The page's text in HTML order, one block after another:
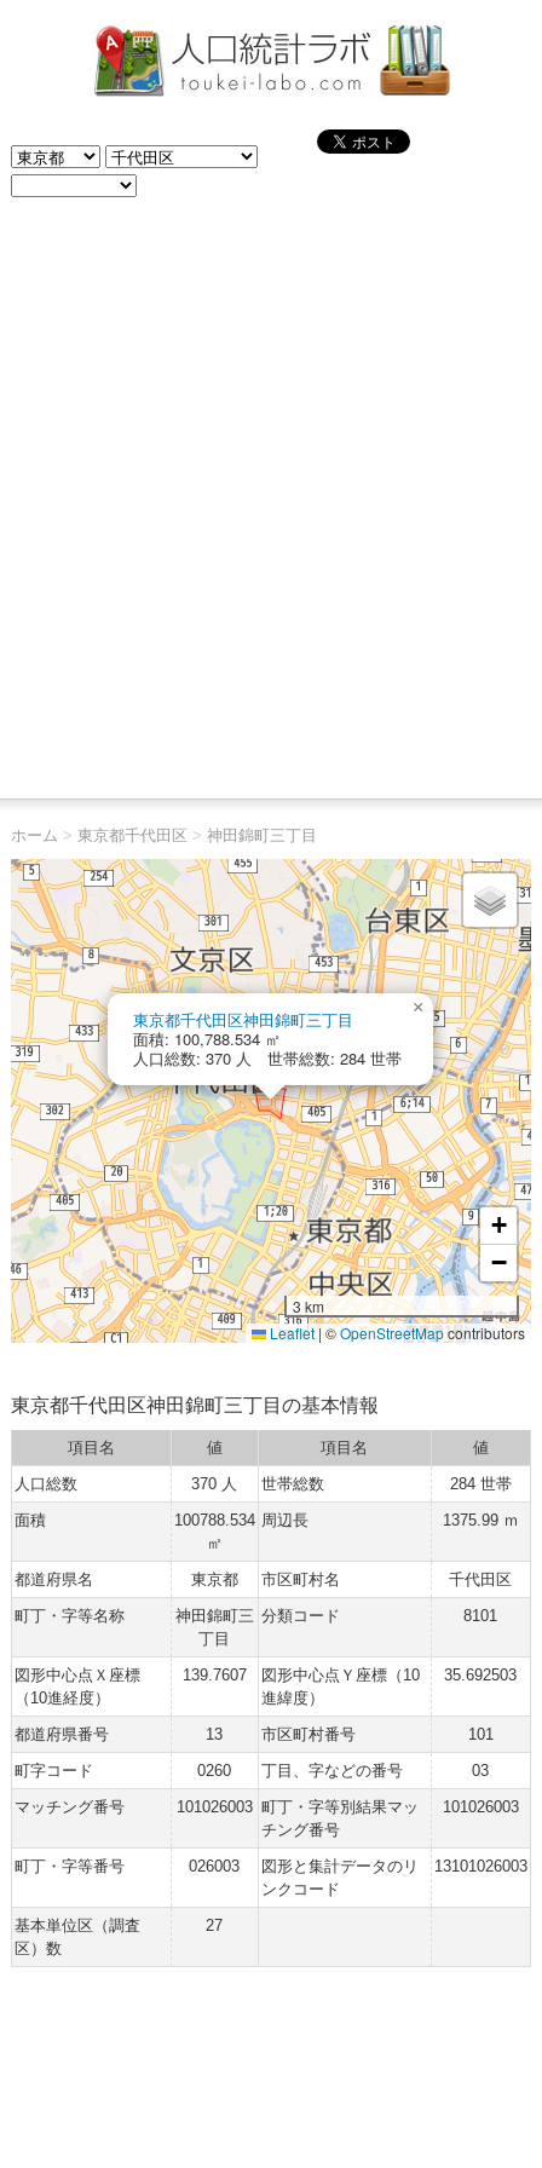
ホーム > 東京都千代田区 > 神田錦町三丁目
東京都千代田区神田錦町三丁目
面積: 100,788.534 ㎡
人口総数: 370 人 世帯総数: 284 世帯
×
+
−
3 km
Leaflet | ©OpenStreetMapcontributors
東京都千代田区神田錦町三丁目の基本情報
項目名 値 項目名
値
人口総数
370 人 世帯総数
284 世帯
面積
100788.534
㎡
周辺長 1375.99 ｍ
都道府県名 東京都 市区町村名
千代田区
町丁・字等名称
神田錦町三
丁目
分類コード 8101
図形中心点Ｘ座標
（10進経度）
139.7607
図形中心点Ｙ座標（10
進緯度）
35.692503
都道府県番号 13 市区町村番号
101
町字コード
0260 丁目、字などの番号
03
マッチング番号
101026003 町丁・字等別結果マッ
チング番号
101026003
町丁・字等番号 026003
図形と集計データのリ
ンクコード
13101026003
基本単位区（調査
区）数
27